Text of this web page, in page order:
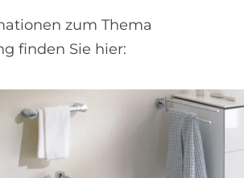
zum Thema
finden Sie hier: